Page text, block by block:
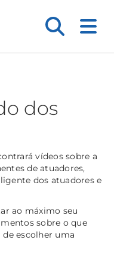
dos
vídeos sobre a
de atuadores,
dos atuadores e
ao máximo seu
sobre o que
escolher uma